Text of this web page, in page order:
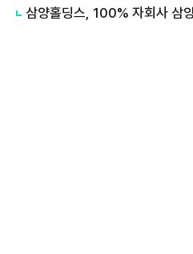
삼양홀딩스, 100% 자회사 삼